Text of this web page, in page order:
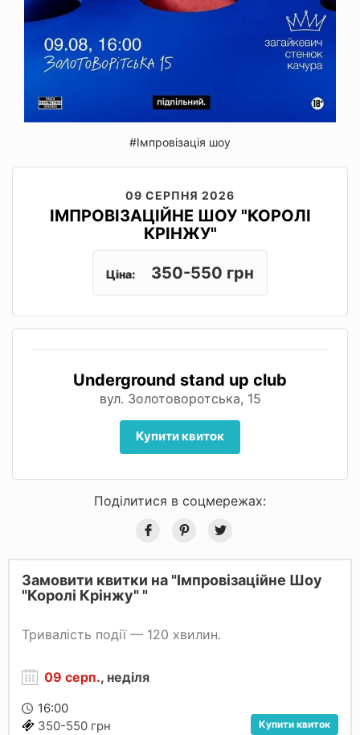
#Імпровізація шоу
09 СЕРПНЯ 2026
ІМПРОВІЗАЦІЙНЕ ШОУ "КОРОЛІ
КРІНЖУ"
Ціна: 350-550 грн
Underground stand up club
вул. Золотоворотська, 15
Купити квиток
Поділитися в соцмережах:
Замовити квитки на "Імпровізаційне Шоу
"Королі Крінжу" "
Тривалість події — 120 хвилин.
09 серп., неділя
16:00
350-550 грн
Купити квиток